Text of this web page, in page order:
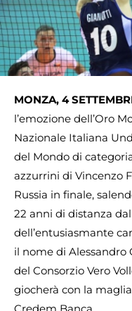
MONZA, 4
l’emozione dell’Oro
Nazionale Italiana
del Mondo di
azzurrini di Vincenzo
Russia in finale,
22 anni di distanza
dell’entusiasmante
il nome di Alessandro
del Consorzio Vero
giocherà con la